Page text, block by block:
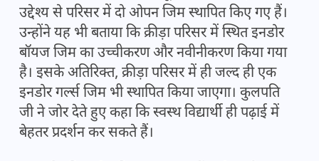
उद्देश्य से परिसर में दो ओपन जिम स्थापित किए गए हैं।
उन्होंने यह भी बताया कि क्रीड़ा परिसर में स्थित इनडोर
बॉयज जिम का उच्चीकरण और नवीनीकरण किया गया
है। इसके अतिरिक्त, क्रीड़ा परिसर में ही जल्द ही एक
इनडोर गर्ल्स जिम भी स्थापित किया जाएगा। कुलपति
जी ने जोर देते हुए कहा कि स्वस्थ विद्यार्थी ही पढ़ाई में
बेहतर प्रदर्शन कर सकते हैं।